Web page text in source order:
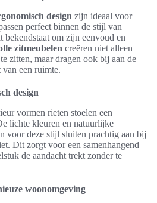
design zijn ideaal voor
perfect binnen de stijl van
bekendstaat om zijn eenvoud en
zitmeubelen creëren niet alleen
zitten, maar dragen ook bij aan de
een ruimte.
design
vormen rieten stoelen een
lichte kleuren en natuurlijke
voor deze stijl sluiten prachtig aan bij
Dit zorgt voor een samenhangend
de aandacht trekt zonder te
woonomgeving